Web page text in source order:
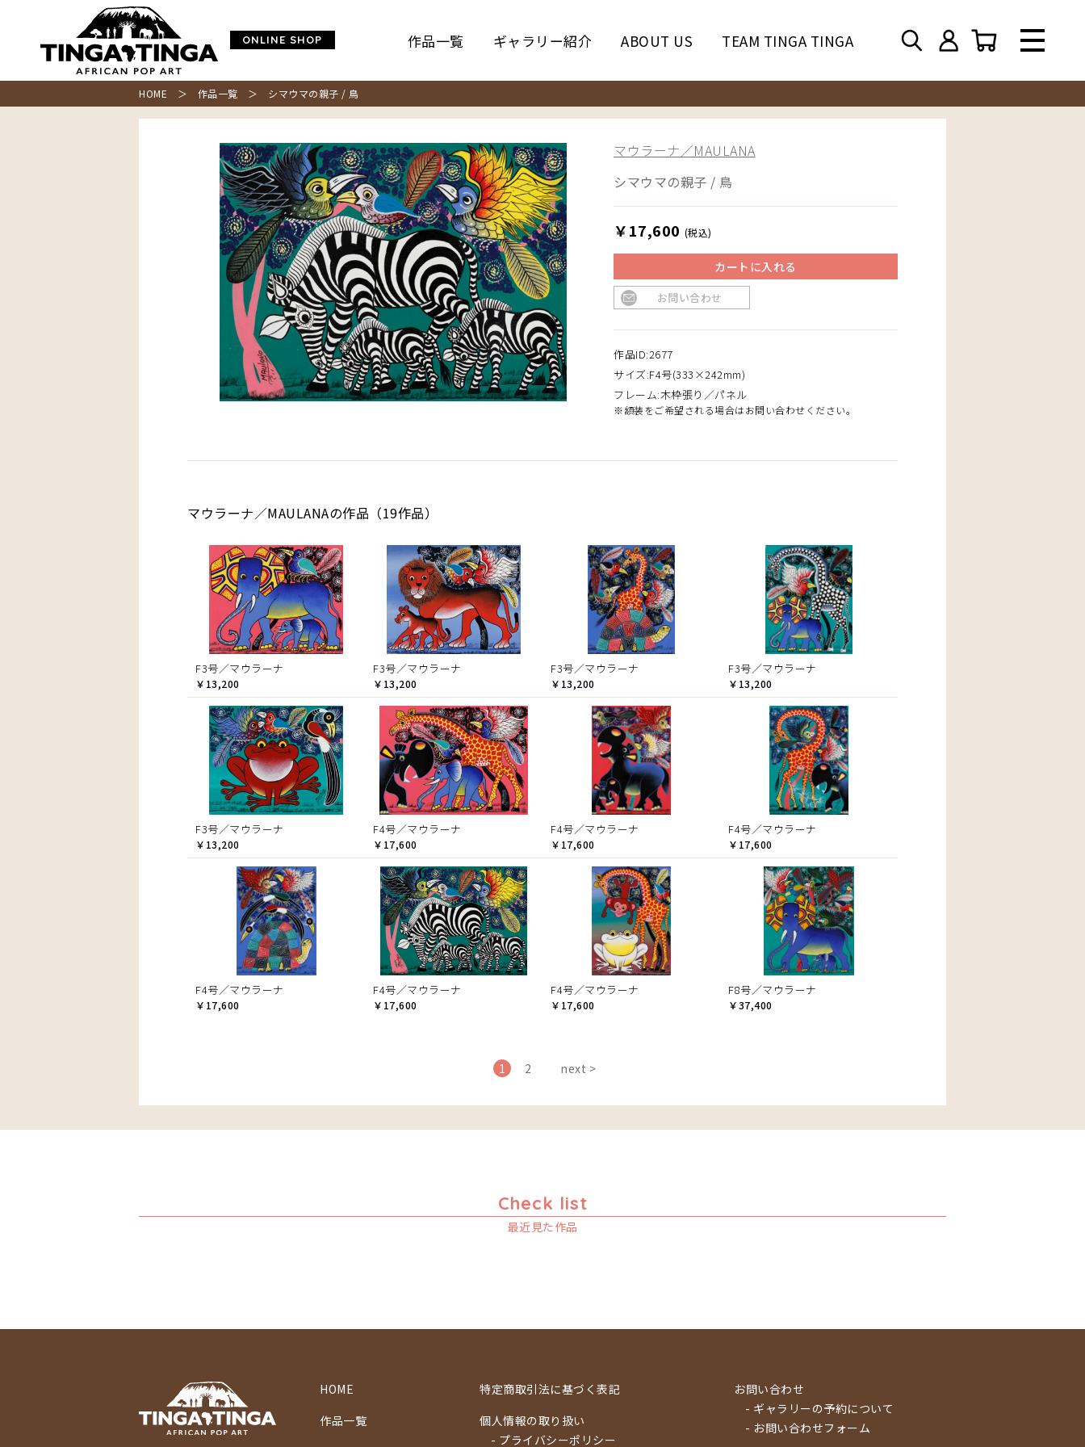
ONLINE SHOP 作品一覧 ギャラリー紹介 ABOUT US TEAM TINGA TINGA
HOME ＞ 作品一覧 ＞ シマウマの親子 / 鳥
マウラーナ／MAULANA
シマウマの親子 / 鳥
￥17,600 (税込)
カートに入れる
お問い合わせ
作品ID:2677
サイズ:F4号(333×242mm)
フレーム:木枠張り／パネル
※額装をご希望される場合はお問い合わせください。
マウラーナ／MAULANAの作品（19作品）
F3号／マウラーナ
￥13,200
F3号／マウラーナ
￥13,200
F3号／マウラーナ
￥13,200
F3号／マウラーナ
￥13,200
F3号／マウラーナ
￥13,200
F4号／マウラーナ
￥17,600
F4号／マウラーナ
￥17,600
F4号／マウラーナ
￥17,600
F4号／マウラーナ
￥17,600
F4号／マウラーナ
￥17,600
F4号／マウラーナ
￥17,600
F8号／マウラーナ
￥37,400
1 2 next >
Check list
最近見た作品
HOME
作品一覧
特定商取引法に基づく表記
個人情報の取り扱い
- プライバシーポリシー
お問い合わせ
- ギャラリーの予約について
- お問い合わせフォーム